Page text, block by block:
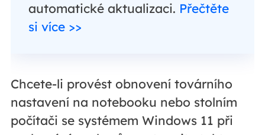
automatické aktualizaci. Přečtěte
si více >>
Chcete-li provést obnovení továrního
nastavení na notebooku nebo stolním
počítači se systémem Windows 11 při